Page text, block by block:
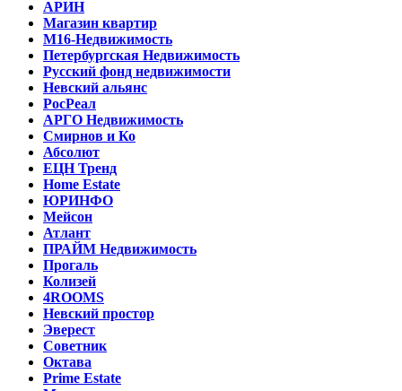
АРИН
Магазин квартир
М16-Недвижимость
Петербургская Недвижимость
Русский фонд недвижимости
Невский альянс
РосРеал
АРГО Недвижимость
Смирнов и Ко
Абсолют
ЕЦН Тренд
Home Estate
ЮРИНФО
Мейсон
Атлант
ПРАЙМ Недвижимость
Прогаль
Колизей
4ROOMS
Невский простор
Эверест
Советник
Октава
Prime Estate